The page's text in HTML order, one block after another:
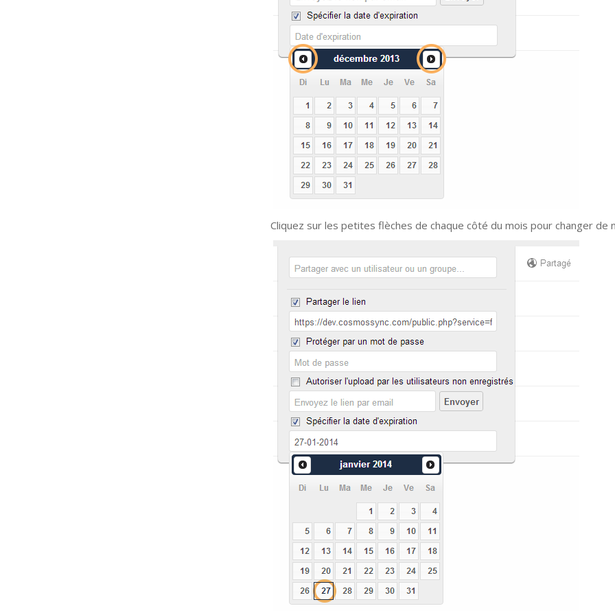
Cliquez sur les petites flèches de chaque côté du mois pour changer de